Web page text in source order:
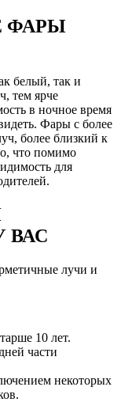
ФАРЫ
белый, так и
тем ярче
в ночное время
Фары с более
более близкий к
что помимо
для
ВАС
лучи и
10 лет.
части
некоторых